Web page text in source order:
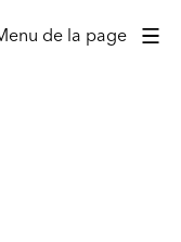
de la page